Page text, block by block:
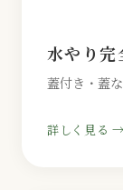
水やり完
蓋付き・蓋
詳しく見る →